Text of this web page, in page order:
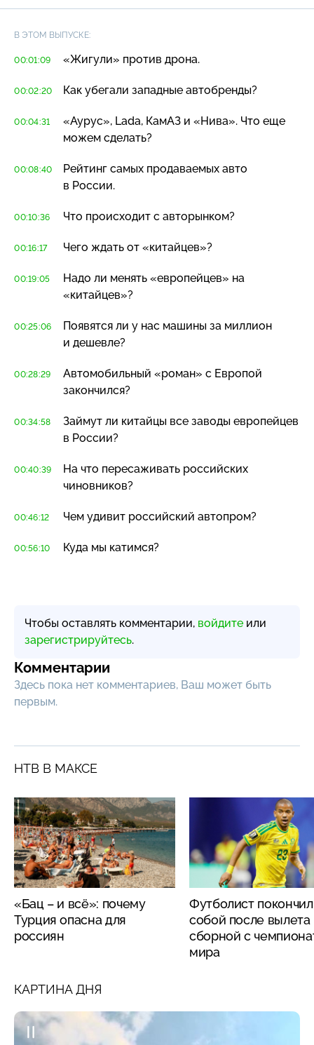
В ЭТОМ ВЫПУСКЕ:
00:01:09 «Жигули» против дрона.
00:02:20 Как убегали западные автобренды?
00:04:31
«Аурус», Lada, КамАЗ и «Нива». Что еще
можем сделать?
00:08:40
Рейтинг самых продаваемых авто
в России.
00:10:36 Что происходит с авторынком?
00:16:17 Чего ждать от «китайцев»?
00:19:05
Надо ли менять «европейцев» на
«китайцев»?
00:25:06
Появятся ли у нас машины за миллион
и дешевле?
00:28:29
Автомобильный «роман» с Европой
закончился?
00:34:58
Займут ли китайцы все заводы европейцев
в России?
00:40:39
На что пересаживать российских
чиновников?
00:46:12 Чем удивит российский автопром?
00:56:10 Куда мы катимся?
Чтобы оставлять комментарии, войдите или
зарегистрируйтесь.
Комментарии
Здесь пока нет комментариев, Ваш может быть
первым.
НТВ В МАКСЕ
«Бац – и всё»: почему
Турция опасна для
россиян
Футболист
собой после вылета
сборной с
мира
КАРТИНА ДНЯ